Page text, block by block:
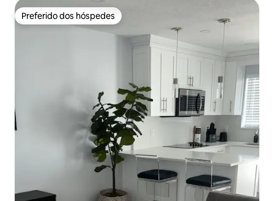
Preferido dos hóspedes
Preferido dos hóspedes